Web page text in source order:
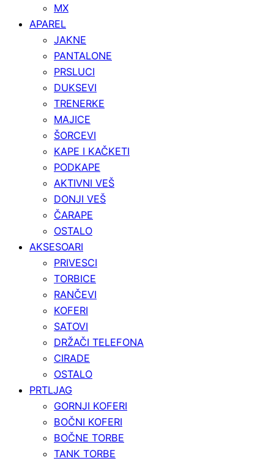
MX
APAREL
JAKNE
PANTALONE
PRSLUCI
DUKSEVI
TRENERKE
MAJICE
ŠORCEVI
KAPE I KAČKETI
PODKAPE
AKTIVNI VEŠ
DONJI VEŠ
ČARAPE
OSTALO
AKSESOARI
PRIVESCI
TORBICE
RANČEVI
KOFERI
SATOVI
DRŽAČI TELEFONA
CIRADE
OSTALO
PRTLJAG
GORNJI KOFERI
BOČNI KOFERI
BOČNE TORBE
TANK TORBE